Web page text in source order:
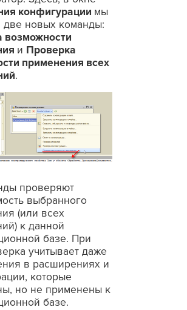
конфигурации мы
две новых команды:
возможности
и Проверка
применения всех
.
проверяют
выбранного
(или всех
к данной
базе. При
учитывает даже
в расширениях и
которые
но не применены к
базе.